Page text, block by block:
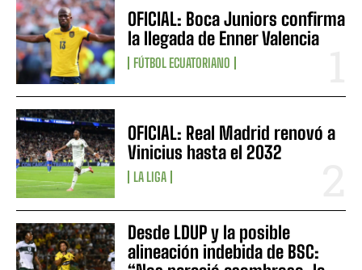
OFICIAL: Boca Juniors confirma
la llegada de Enner Valencia
FÚTBOL ECUATORIANO
OFICIAL: Real Madrid renovó a
Vinicius hasta el 2032
LA LIGA
Desde LDUP y la posible
alineación indebida de BSC: